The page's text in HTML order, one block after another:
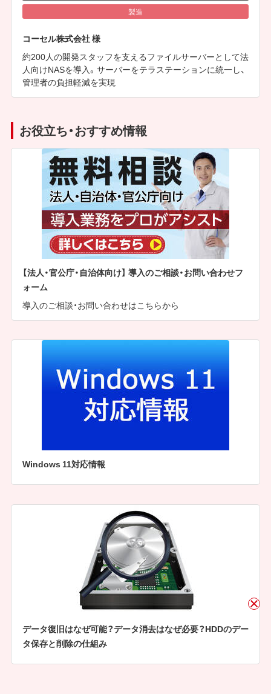
製造
コーセル株式会社 様
約200人の開発スタッフを支えるファイルサーバーとして法
人向けNASを導入。サーバーをテラステーションに統一し、
管理者の負担軽減を実現
お役立ち・おすすめ情報
【法人・官公庁・自治体向け】 導入のご相談・お問い合わせフ
ォーム
導入のご相談・お問い合わせはこちらから
Windows 11対応情報
データ復旧はなぜ可能？データ消去はなぜ必要？HDDのデー
タ保存と削除の仕組み